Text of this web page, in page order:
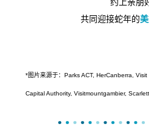
共同迎接蛇年的
*图片来源于： Parks ACT, HerCanberra, Visit
Capital Authority, Visitmountgambier, S